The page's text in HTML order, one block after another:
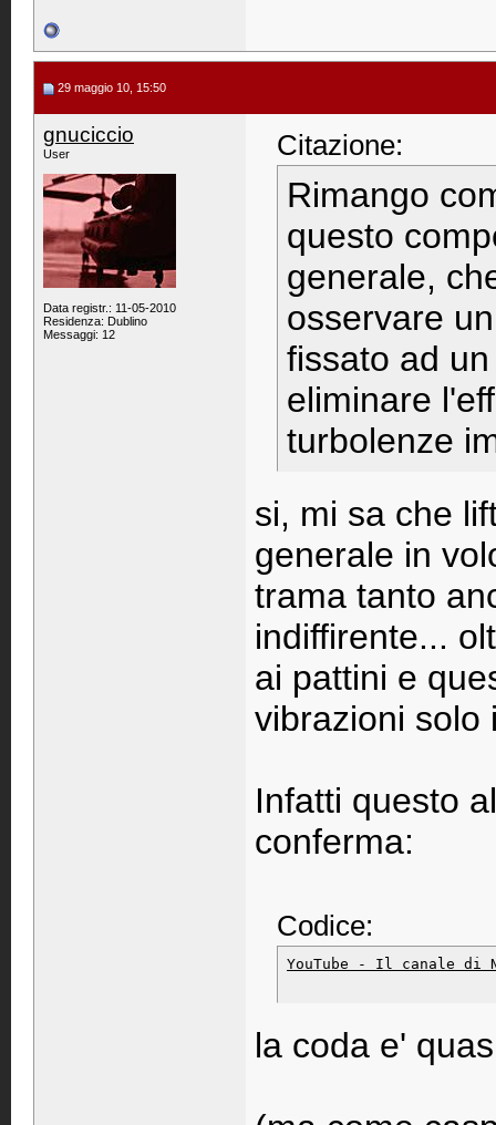
29 maggio 10, 15:50
gnuciccio
User
Data registr.: 11-05-2010
Residenza: Dublino
Messaggi: 12
Citazione:
Rimango
questo
generale,
osservare
fissato ad
eliminare
turbolenze
si, mi sa che
generale in
trama tanto
indiffirente...
ai pattini e
vibrazioni solo
Infatti questo
conferma:
Codice:
YouTube - Il canale di
la coda e'